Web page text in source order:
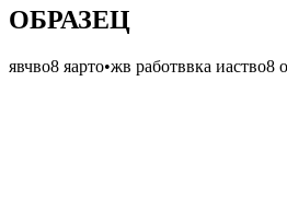
ОБРАЗЕЦ
явчво8 яарто•жв работввка иаство8